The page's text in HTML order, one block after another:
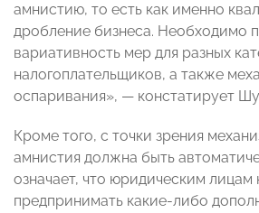
амнистию, то есть как именно
дробление бизнеса. Необходимо
вариативность мер для разных
налогоплательщиков, а также
оспаривания», — констатирует
Кроме того, с точки зрения
амнистия должна быть
означает, что юридическим лицам
предпринимать какие-либо